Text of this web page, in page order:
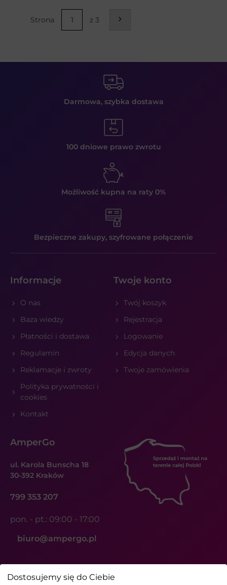
używanego samochodu elektrycznego.
Strona z 3
Dostosujemy się do Ciebie
Darmowa, szybka dostawa
100 dniowe prawo zwrotu
Możliwość kupna na raty 0%
Bezpieczne zakupy, szyfrowane połączenie
Informacje
O nas
Baza wiedzy
Płatności i dostawa
Regulamin
Reklamacje i zwroty
Polityka prywatności i
cookies
Kontakt
Twoje konto
Twój koszyk
Rejestracja
Logowanie
Edycja danych
Twoje zamówienia
AmperGo
ul. Karola Bunscha 18
30-392 Kraków
799 353 207
pon. - pt.: 09:00 - 17:00
biuro@ampergo.pl